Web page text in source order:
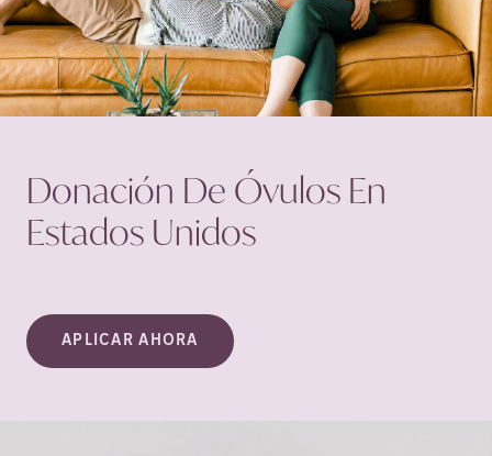
Donación De Óvulos En
Estados Unidos
APLICAR AHORA